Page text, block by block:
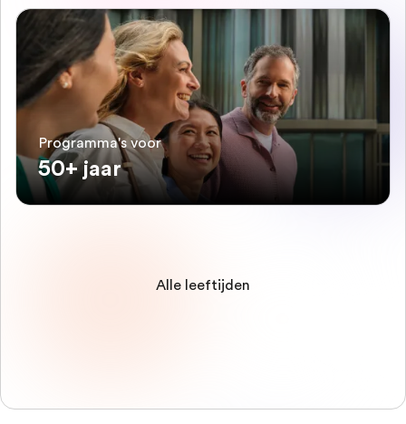
Programma's voor
50+ jaar
Alle leeftijden